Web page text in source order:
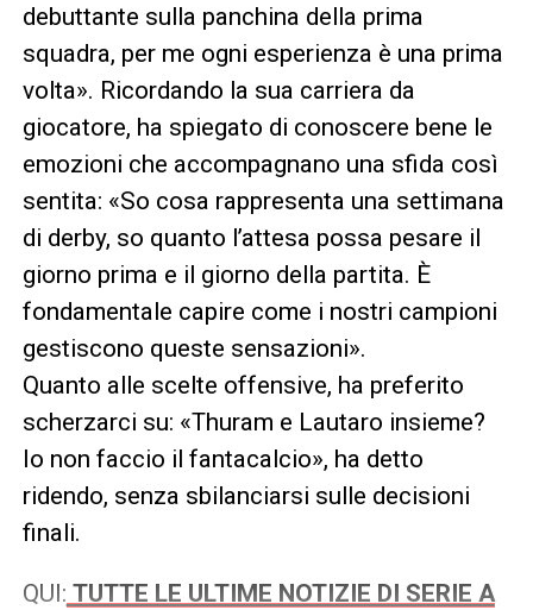
debuttante sulla panchina della prima
squadra, per me ogni esperienza è una prima
volta». Ricordando la sua carriera da
giocatore, ha spiegato di conoscere bene le
emozioni che accompagnano una sfida così
sentita: «So cosa rappresenta una settimana
di derby, so quanto l’attesa possa pesare il
giorno prima e il giorno della partita. È
fondamentale capire come i nostri campioni
gestiscono queste sensazioni».
Quanto alle scelte offensive, ha preferito
scherzarci su: «Thuram e Lautaro insieme?
Io non faccio il fantacalcio», ha detto
ridendo, senza sbilanciarsi sulle decisioni
finali.
QUI: TUTTE LE ULTIME NOTIZIE DI SERIE A